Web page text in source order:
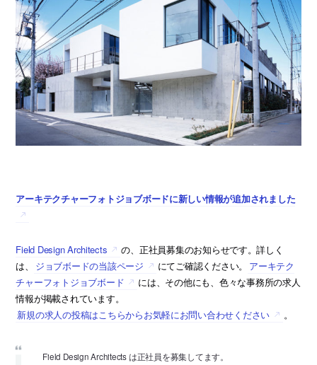
アーキテクチャーフォトジョブボードに新しい情報が追加されました
Field Design Architects
の、正社員募集のお知らせです。詳しく
は、
ジョブボードの当該ページ にてご確認ください。
アーキテク
チャーフォトジョブボード
には、その他にも、色々な事務所の求人
情報が掲載されています。
新規の求人の投稿はこちらからお気軽にお問い合わせください
。
Field Design Architects は正社員を募集してます。